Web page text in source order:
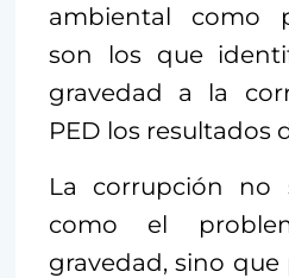
ambiental como
son los que
gravedad a la
PED los resultados
La corrupción no
como el
gravedad, sino que